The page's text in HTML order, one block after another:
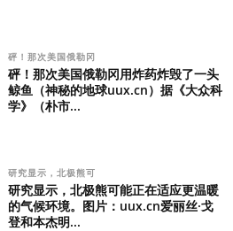
砰！那次美国俄勒冈
砰！那次美国俄勒冈用炸药炸毁了一头
鲸鱼（神秘的地球uux.cn）据《大众科
学》（朴市...
研究显示，北极熊可
研究显示，北极熊可能正在适应更温暖
的气候环境。图片：uux.cn爱丽丝·戈
登和本杰明...